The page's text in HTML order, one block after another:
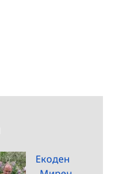
Екоден